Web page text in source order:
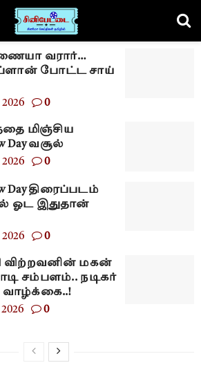
வரார்…
போட்ட சாய்
0
மிஞ்சிய
Day வசூல்
0
Day திரைப்படம்
ஓட இதுதான்
0
விற்றவனின் மகன்
சம்பளம்.. நடிகர்
0